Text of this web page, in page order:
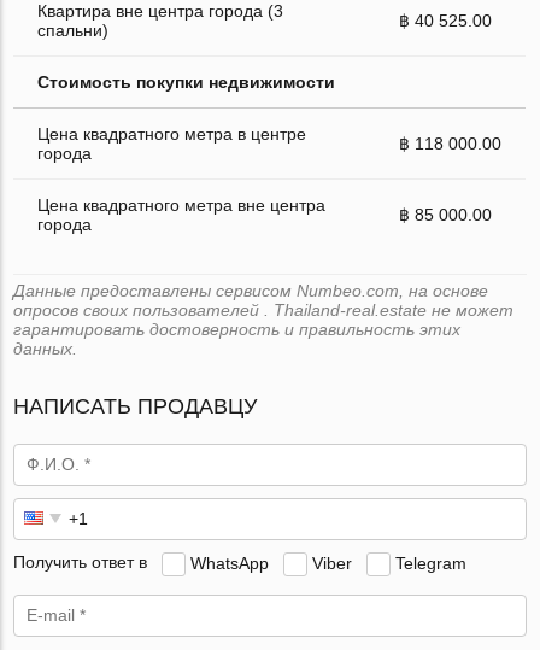
Квартира вне центра города (3
спальни)
฿ 40 525.00
Стоимость покупки недвижимости
Цена квадратного метра в центре
города
฿ 118 000.00
Цена квадратного метра вне центра
города
฿ 85 000.00
Данные предоставлены сервисом Numbeo.com, на основе
опросов своих пользователей . Thailand-real.estate не может
гарантировать достоверность и правильность этих
данных.
НАПИСАТЬ ПРОДАВЦУ
Получить ответ в WhatsApp Viber Telegram